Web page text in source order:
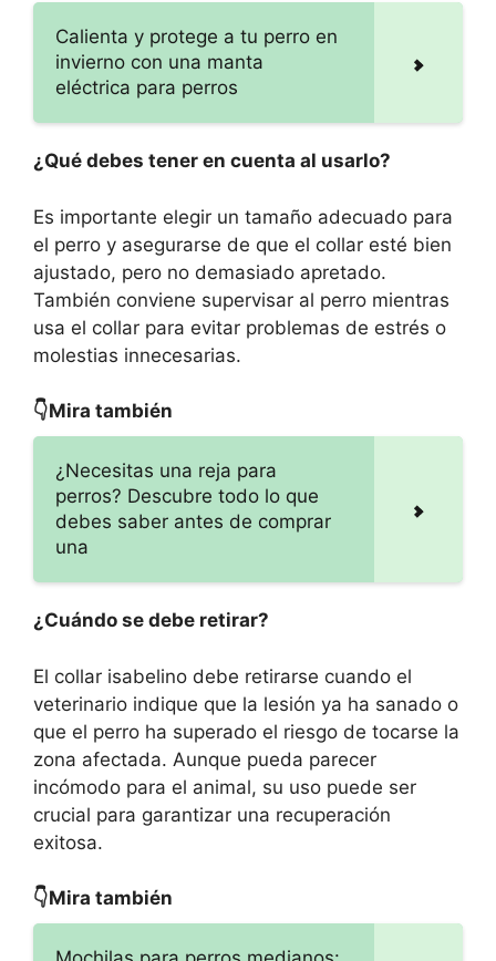
Calienta y protege a tu perro en
invierno con una manta
eléctrica para perros
¿Qué debes tener en cuenta al usarlo?
Es importante elegir un tamaño adecuado para
el perro y asegurarse de que el collar esté bien
ajustado, pero no demasiado apretado.
También conviene supervisar al perro mientras
usa el collar para evitar problemas de estrés o
molestias innecesarias.
👇Mira también
¿Necesitas una reja para
perros? Descubre todo lo que
debes saber antes de comprar
una
¿Cuándo se debe retirar?
El collar isabelino debe retirarse cuando el
veterinario indique que la lesión ya ha sanado o
que el perro ha superado el riesgo de tocarse la
zona afectada. Aunque pueda parecer
incómodo para el animal, su uso puede ser
crucial para garantizar una recuperación
exitosa.
👇Mira también